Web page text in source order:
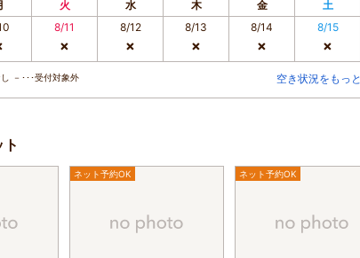
火 水 木 金 土
8/11
×
8/12
×
8/13
×
8/14
×
8/15
×
－･･･受付対象外 空き状況をもっ
ネット予約OK ネット予約OK